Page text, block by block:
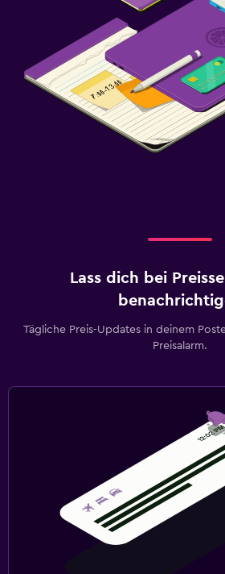
Lass dich bei
Tägliche Preis-Updates in deinem
Preisalarm.